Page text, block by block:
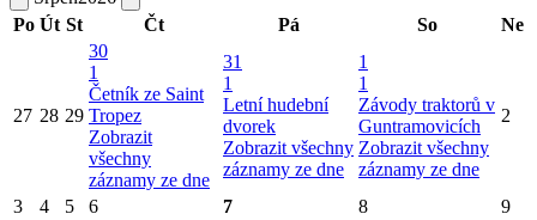
Po Út St Čt Pá So Ne
27 28 29
30
1
Četník ze Saint
Tropez
Zobrazit
všechny
záznamy ze dne
31
1
Letní hudební
dvorek
Zobrazit všechny
záznamy ze dne
1
1
Závody traktorů v
Guntramovicích
Zobrazit všechny
záznamy ze dne
2
3 4 5 6 7 8 9